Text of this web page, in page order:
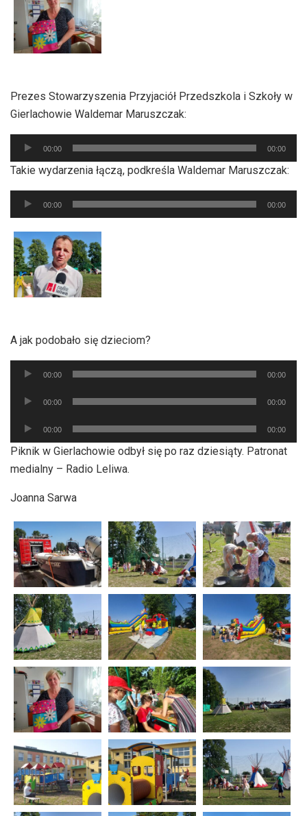
Prezes Stowarzyszenia Przyjaciół Przedszkola i Szkoły w
Gierlachowie Waldemar Maruszczak:
Odtwarzacz
plików
dźwiękowych
00:00 00:00
Takie wydarzenia łączą, podkreśla Waldemar Maruszczak:
Odtwarzacz
plików
dźwiękowych
00:00 00:00
A jak podobało się dzieciom?
Odtwarzacz
dźwiękowych
00:00 00:00
Odtwarzacz
dźwiękowych
00:00 00:00
Odtwarzacz
plików
dźwiękowych
00:00 00:00
Piknik w Gierlachowie odbył się po raz dziesiąty. Patronat
medialny – Radio Leliwa.
Joanna Sarwa